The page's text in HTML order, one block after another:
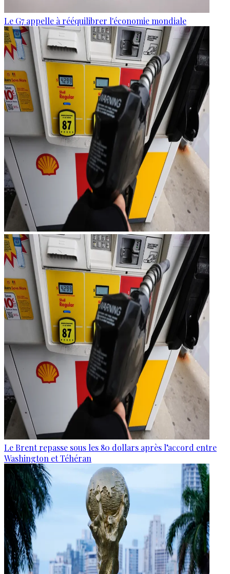
Le G7 appelle à rééquilibrer l'économie mondiale
Le Brent repasse sous les 80 dollars après l’accord entre
Washington et Téhéran